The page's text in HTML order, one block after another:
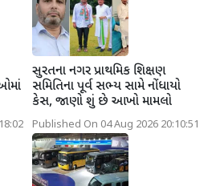
સુરતના નગર પ્રાથમિક શિક્ષણ
સમિતિના પૂર્વ સભ્ય સામે નોંધાયો
કેસ, જાણો શું છે આખો મામલો
Published On 04 Aug 2026 20:10:51